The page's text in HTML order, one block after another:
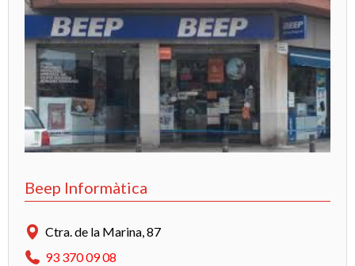
Beep Informàtica
Ctra. de la Marina, 87
93 370 09 08